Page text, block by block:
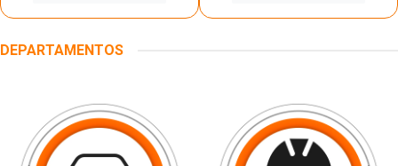
DEPARTAMENTOS